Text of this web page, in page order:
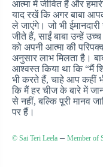
आत्मा में जीवित हैं और
याद रखें कि अगर बाबा
ले जाएंगे। जो भी
जीते हैं, साईं बाबा उन्हें
को अपनी आत्मा की
अनुसार लाभ मिलता है।
आश्वस्त किया था कि “मैं
भी करते हैं, चाहे आप कहीं
कि मैं हर चीज के बारे में
से नहीं, बल्कि पूरी मानव
पर हैं।
© Sai Teri Leela – Member of